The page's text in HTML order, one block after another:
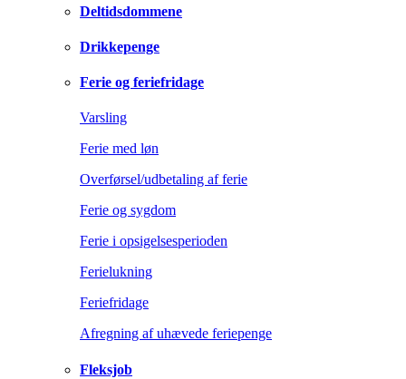
Deltidsdommene
Drikkepenge
Ferie og feriefridage
Varsling
Ferie med løn
Overførsel/udbetaling af ferie
Ferie og sygdom
Ferie i opsigelsesperioden
Ferielukning
Feriefridage
Afregning af uhævede feriepenge
Fleksjob